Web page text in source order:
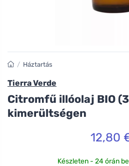
/ Háztartás
Tierra Verde
Citromfű illóolaj BIO
kimerültségen
12,80
Készleten - 24 órán